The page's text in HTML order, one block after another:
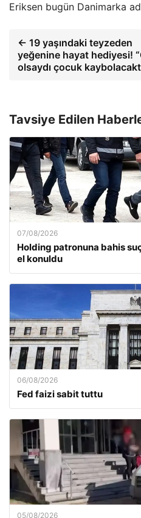
Eriksen bugün Danimarka
← 19 yaşındaki teyzeden
yeğenine hayat hediyesi!
olsaydı çocuk
Tavsiye Edilen
07/08/2026
Holding patronuna bahis
el konuldu
06/08/2026
Fed faizi sabit tuttu
05/08/2026